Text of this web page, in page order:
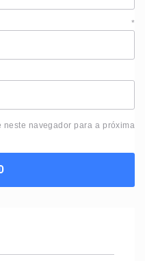
*
navegador para a próxima